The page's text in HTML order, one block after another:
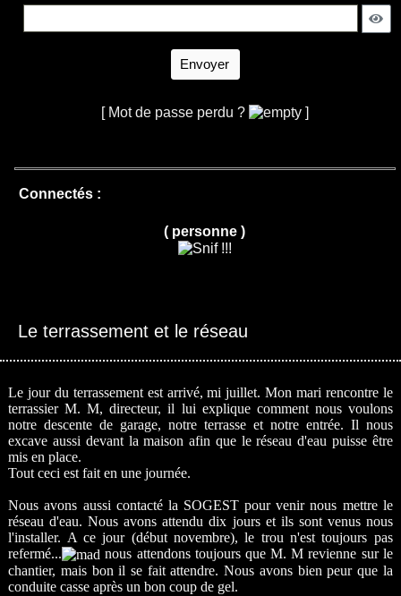
Envoyer
[ Mot de passe perdu ? ]
Connectés :
( personne )
Le terrassement et le réseau
Le jour du terrassement est arrivé, mi juillet. Mon mari rencontre le
terrassier M. M, directeur, il lui explique comment nous voulons
notre descente de garage, notre terrasse et notre entrée. Il nous
excave aussi devant la maison afin que le réseau d'eau puisse être
mis en place.
Tout ceci est fait en une journée.
Nous avons aussi contacté la SOGEST pour venir nous mettre le
réseau d'eau. Nous avons attendu dix jours et ils sont venus nous
l'installer. A ce jour (début novembre), le trou n'est toujours pas
refermé...
nous attendons toujours que M. M revienne sur le
chantier, mais bon il se fait attendre. Nous avons bien peur que la
conduite casse après un bon coup de gel.